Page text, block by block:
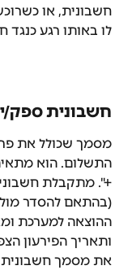
חשבונית, או
לו באותו רגע כנגד
חשבונית ספק/
מסמך שכולל את
התשלום. הוא
+". מתקבלת
(בהתאם להסדר
ההוצאה למערכת
ותאריך הפירעון
את מסמך